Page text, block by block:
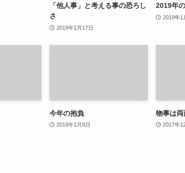
「他人事」と考える事の恐ろし
さ
2019年1月17日
2019年
2019年1
今年の抱負
2018年1月8日
物事は
2017年